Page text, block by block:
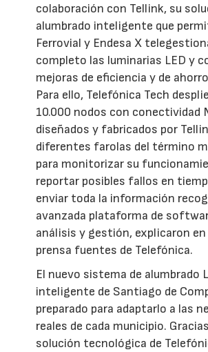
colaboración con Tellink, su
alumbrado inteligente que
Ferrovial y Endesa X
completo las luminarias LED y
mejoras de eficiencia y de
Para ello, Telefónica Tech
10.000 nodos con conectividad
diseñados y fabricados por
diferentes farolas del término
para monitorizar su
reportar posibles fallos en
enviar toda la información
avanzada plataforma de
análisis y gestión, explicaron
prensa fuentes de Telefónica.
El nuevo sistema de alumbrado
inteligente de Santiago de
preparado para adaptarlo a las
reales de cada municipio.
solución tecnológica de